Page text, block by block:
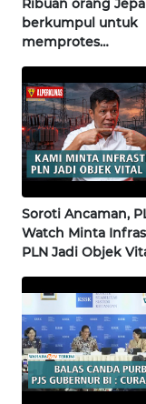
Ribuan orang
berkumpul untuk
memprotes
pertama di
Soroti Ancaman,
Watch Minta
PLN Jadi Objek
Research
BABEL
WN
SUMSEL
BENGKULU
WN
LAMPUNG
WN
JATENG
WN